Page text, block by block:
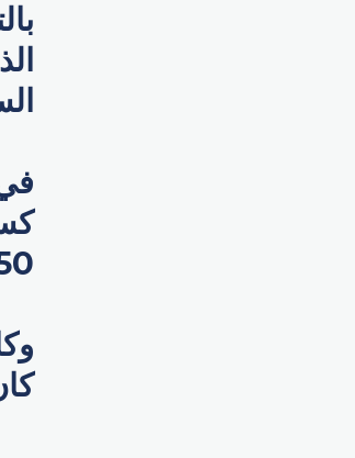
50 ألف دولار أمريكي، في كيس